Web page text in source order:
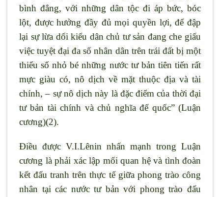
bình đẳng, với những dân tộc đi áp bức, bóc
lột, được hưởng đầy đủ mọi quyền lợi, để đập
lại sự lừa dối kiểu dân chủ tư sản đang che giấu
việc tuyệt đại đa số nhân dân trên trái đất bị một
thiểu số nhỏ bé những nước tư bản tiên tiến rất
mực giàu có, nô dịch về mặt thuộc địa và tài
chính, – sự nô dịch này là đặc điểm của thời đại
tư bản tài chính và chủ nghĩa đế quốc” (Luận
cương)(2).
Điều được V.I.Lênin nhấn mạnh trong Luận
cương là phải xác lập mối quan hệ và tình đoàn
kết đấu tranh trên thực tế giữa phong trào công
nhân tại các nước tư bản với phong trào đấu